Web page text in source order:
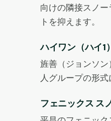
向けの隣接スノ
トを抑えます。
ハイワン（ハイ1
旌善（ジョンソ
人グループの形
フェニックス ス